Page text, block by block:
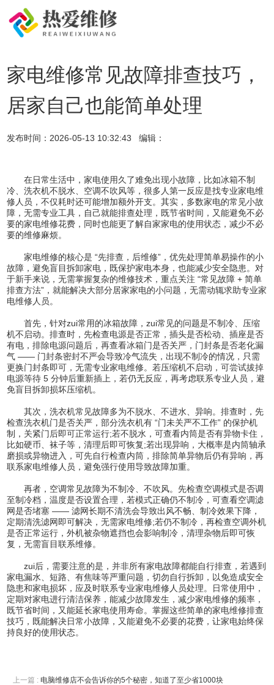
家电维修常见故障排查技巧，
居家自己也能简单处理
发布时间： 2026-05-13 10:32:43 编辑：
在日常生活中，家电使用久了难免出现小故障，比如冰箱不制
冷、洗衣机不脱水、空调不吹风等，很多人第一反应是找专业家电维
修人员，不仅耗时还可能增加额外开支。其实，多数家电的常见小故
障，无需专业工具，自己就能排查处理，既节省时间，又能避免不必
要的家电维修花费，同时也能更了解自家家电的使用状态，减少不必
要的维修麻烦。
家电维修的核心是 “先排查，后维修”，优先处理简单易操作的小
故障，避免盲目拆卸家电，既保护家电本身，也能减少安全隐患。对
于新手来说，无需掌握复杂的维修技术，重点关注 “常见故障 + 简单
排查方法”，就能解决大部分居家家电的小问题，无需动辄求助专业家
电维修人员。
首先，针对zui常用的冰箱故障，zui常见的问题是不制冷、压缩
机不启动。排查时，先检查电源是否正常，插头是否松动、插座是否
有电，排除电源问题后，再查看冰箱门是否关严，门封条是否老化漏
气 —— 门封条密封不严会导致冷气流失，出现不制冷的情况，只需
更换门封条即可，无需专业家电维修。若压缩机不启动，可尝试拔掉
电源等待 5 分钟后重新插上，若仍无反应，再考虑联系专业人员，避
免盲目拆卸损坏压缩机。
其次，洗衣机常见故障多为不脱水、不进水、异响。排查时，先
检查洗衣机门是否关严，部分洗衣机有 “门未关严不工作” 的保护机
制，关紧门后即可正常运行;若不脱水，可查看内筒是否有异物卡住，
比如硬币、袜子等，清理后即可恢复;若出现异响，大概率是内筒轴承
磨损或异物进入，可先自行检查内筒，排除简单异物后仍有异响，再
联系家电维修人员，避免强行使用导致故障加重。
再者，空调常见故障为不制冷、不吹风。先检查空调模式是否调
至制冷档，温度是否设置合理，若模式正确仍不制冷，可查看空调滤
网是否堵塞 —— 滤网长期不清洗会导致出风不畅、制冷效果下降，
定期清洗滤网即可解决，无需家电维修;若仍不制冷，再检查空调外机
是否正常运行，外机被杂物遮挡也会影响制冷，清理杂物后即可恢
复，无需盲目联系维修。
zui后，需要注意的是，并非所有家电故障都能自行排查，若遇到
家电漏水、短路、有焦味等严重问题，切勿自行拆卸，以免造成安全
隐患和家电损坏，应及时联系专业家电维修人员处理。日常使用中，
定期对家电进行清洁保养，能减少故障发生，减少家电维修的频率，
既节省时间，又能延长家电使用寿命。掌握这些简单的家电维修排查
技巧，既能解决日常小故障，又能避免不必要的花费，让家电始终保
持良好的使用状态。
上一篇 : 电脑维修店不会告诉你的5个秘密，知道了至少省1000块